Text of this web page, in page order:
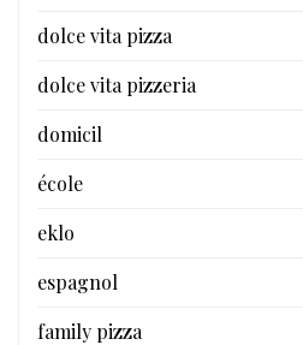
dolce vita pizza
dolce vita pizzeria
domicil
école
eklo
espagnol
family pizza